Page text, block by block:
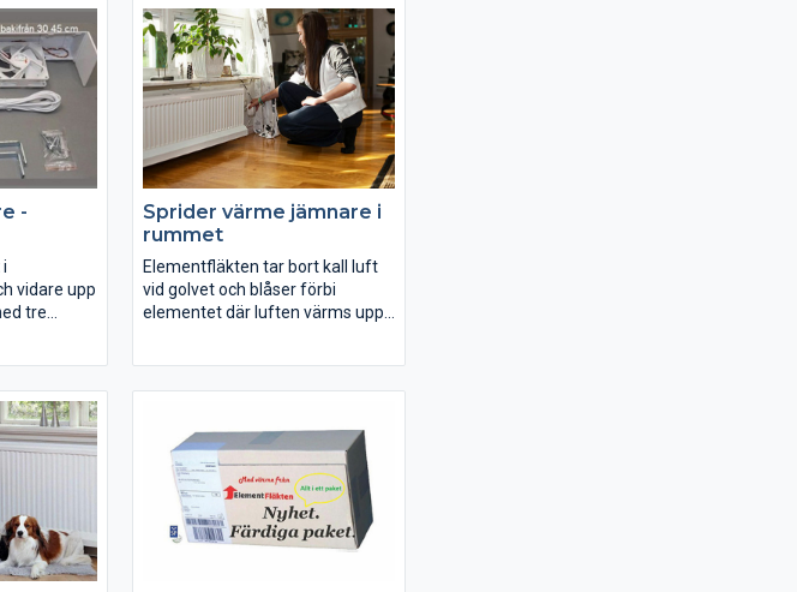
-
vidare upp
tre
en
kamin,
annat
att
Sprider värme jämnare i
rummet
Elementfläkten tar bort kall luft
vid golvet och blåser förbi
elementet där luften värms upp
rumsluften i stället för att lägga
sig i taket.